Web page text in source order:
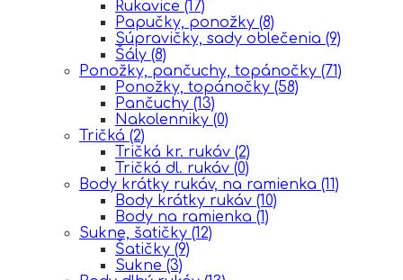
Rukavice (17)
Papučky, ponožky (8)
Súpravičky, sady oblečenia (9)
Šály (8)
Ponožky, pančuchy, topánočky (71)
Ponožky, topánočky (58)
Pančuchy (13)
Nakolenniky (0)
Tričká (2)
Tričká kr. rukáv (2)
Tričká dl. rukáv (0)
Body krátky rukáv, na ramienka (11)
Body krátky rukáv (10)
Body na ramienka (1)
Sukne, šatičky (12)
Šatičky (9)
Sukne (3)